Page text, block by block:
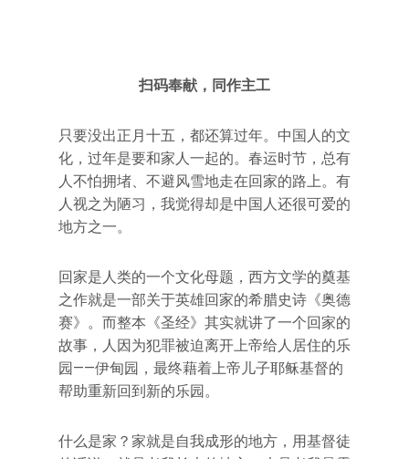
扫码奉献，同作主工
只要没出正月十五，都还算过年。中国人的文
化，过年是要和家人一起的。春运时节，总有
人不怕拥堵、不避风雪地走在回家的路上。有
人视之为陋习，我觉得却是中国人还很可爱的
地方之一。
回家是人类的一个文化母题，西方文学的奠基
之作就是一部关于英雄回家的希腊史诗《奥德
赛》。而整本《圣经》其实就讲了一个回家的
故事，人因为犯罪被迫离开上帝给人居住的乐
园——伊甸园，最终藉着上帝儿子耶稣基督的
帮助重新回到新的乐园。
什么是家？家就是自我成形的地方，用基督徒